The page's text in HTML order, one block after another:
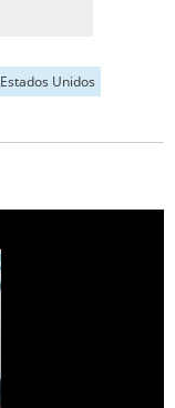
Estados Unidos